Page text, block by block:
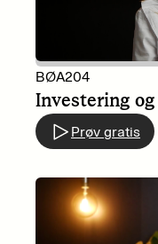
BØA204
Investering
Prøv gratis